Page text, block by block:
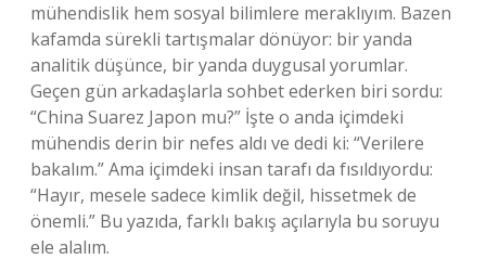
mühendislik hem sosyal bilimlere meraklıyım. Bazen
kafamda sürekli tartışmalar dönüyor: bir yanda
analitik düşünce, bir yanda duygusal yorumlar.
Geçen gün arkadaşlarla sohbet ederken biri sordu:
“China Suarez Japon mu?” İşte o anda içimdeki
mühendis derin bir nefes aldı ve dedi ki: “Verilere
bakalım.” Ama içimdeki insan tarafı da fısıldıyordu:
“Hayır, mesele sadece kimlik değil, hissetmek de
önemli.” Bu yazıda, farklı bakış açılarıyla bu soruyu
ele alalım.